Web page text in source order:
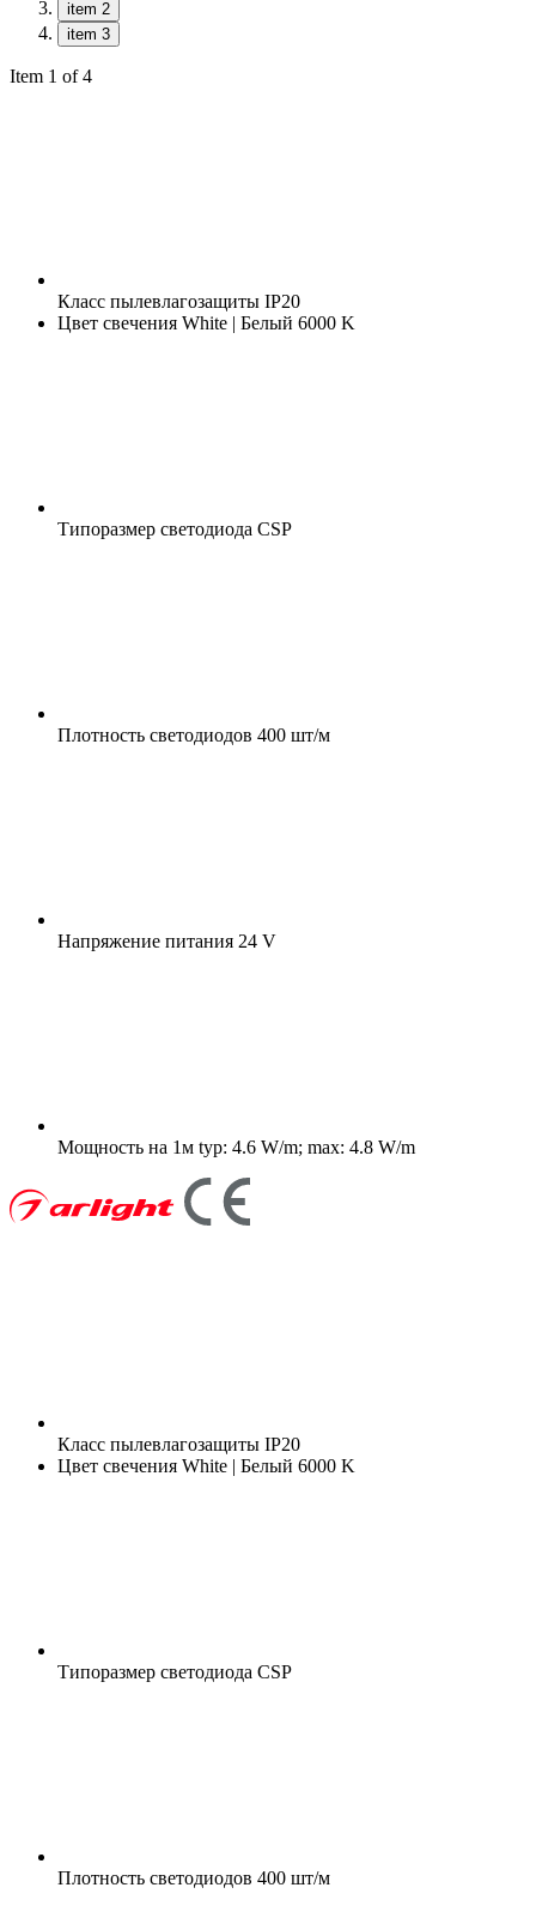
item 2
item 3
Item 1 of 4
Класс пылевлагозащиты IP20
Цвет свечения White | Белый 6000 K
Типоразмер светодиода CSP
Плотность светодиодов 400 шт/м
Напряжение питания 24 V
Мощность на 1м typ: 4.6 W/m; max: 4.8 W/m
Класс пылевлагозащиты IP20
Цвет свечения White | Белый 6000 K
Типоразмер светодиода CSP
Плотность светодиодов 400 шт/м